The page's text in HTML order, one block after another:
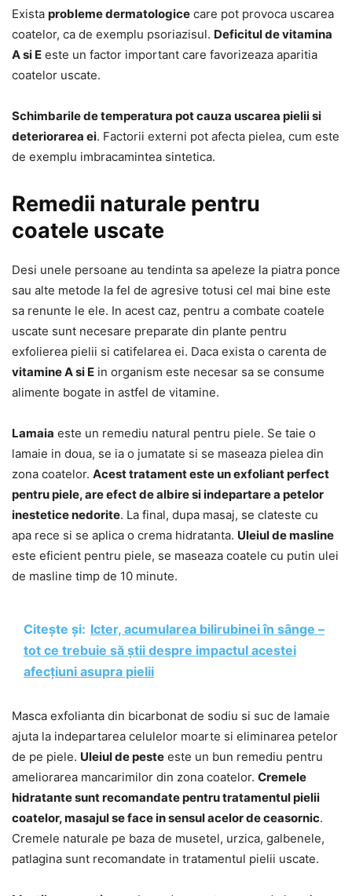
Exista probleme dermatologice care pot provoca uscarea
coatelor, ca de exemplu psoriazisul. Deficitul de vitamina
A si E este un factor important care favorizeaza aparitia
coatelor uscate.
Schimbarile de temperatura pot cauza uscarea pielii si
deteriorarea ei. Factorii externi pot afecta pielea, cum este
de exemplu imbracamintea sintetica.
Remedii naturale pentru
coatele uscate
Desi unele persoane au tendinta sa apeleze la piatra ponce
sau alte metode la fel de agresive totusi cel mai bine este
sa renunte le ele. In acest caz, pentru a combate coatele
uscate sunt necesare preparate din plante pentru
exfolierea pielii si catifelarea ei. Daca exista o carenta de
vitamine A si E in organism este necesar sa se consume
alimente bogate in astfel de vitamine.
Lamaia este un remediu natural pentru piele. Se taie o
lamaie in doua, se ia o jumatate si se maseaza pielea din
zona coatelor. Acest tratament este un exfoliant perfect
pentru piele, are efect de albire si indepartare a petelor
inestetice nedorite. La final, dupa masaj, se clateste cu
apa rece si se aplica o crema hidratanta. Uleiul de masline
este eficient pentru piele, se maseaza coatele cu putin ulei
de masline timp de 10 minute.
Citește și: Icter, acumularea bilirubinei în sânge –
tot ce trebuie să știi despre impactul acestei
afecțiuni asupra pielii
Masca exfolianta din bicarbonat de sodiu si suc de lamaie
ajuta la indepartarea celulelor moarte si eliminarea petelor
de pe piele. Uleiul de peste este un bun remediu pentru
ameliorarea mancarimilor din zona coatelor. Cremele
hidratante sunt recomandate pentru tratamentul pielii
coatelor, masajul se face in sensul acelor de ceasornic.
Cremele naturale pe baza de musetel, urzica, galbenele,
patlagina sunt recomandate in tratamentul pielii uscate.